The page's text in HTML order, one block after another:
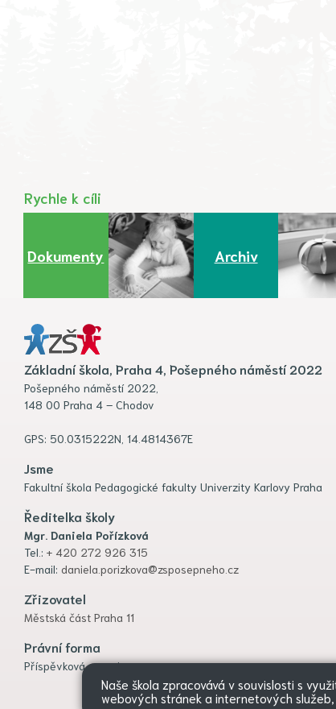
Rychle k cíli
Dokumenty Archiv
Základní škola, Praha 4, Pošepného náměstí 2022
Pošepného náměstí 2022,
148 00 Praha 4 – Chodov
GPS: 50.0315222N, 14.4814367E
Jsme
Fakultní škola Pedagogické fakulty Univerzity Karlovy Praha
Ředitelka školy
Mgr. Daniela Pořízková
Tel.: + 420 272 926 315
E-mail: daniela.porizkova@zsposepneho.cz
Zřizovatel
Městská část Praha 11
Právní forma
Příspěvková organizace
Naše škola zpracovává v souvislosti s
webových stránek a internetových